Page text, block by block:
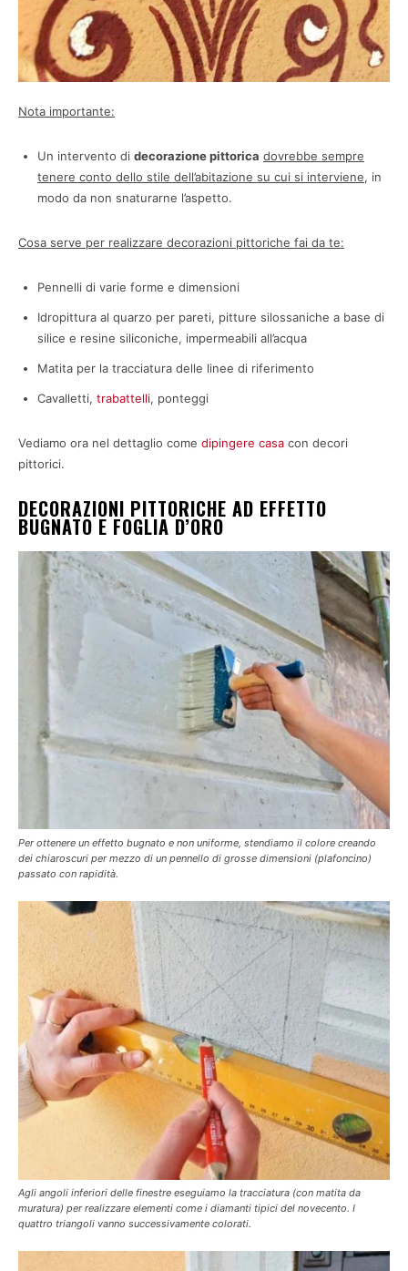
Nota importante:
Un intervento di decorazione pittorica dovrebbe sempre
tenere conto dello stile dell’abitazione su cui si interviene, in
modo da non snaturarne l’aspetto.
Cosa serve per realizzare decorazioni pittoriche fai da te:
Pennelli di varie forme e dimensioni
Idropittura al quarzo per pareti, pitture silossaniche a base di
silice e resine siliconiche, impermeabili all’acqua
Matita per la tracciatura delle linee di riferimento
Cavalletti, trabattelli, ponteggi
Vediamo ora nel dettaglio come dipingere casa con decori
pittorici.
DECORAZIONI PITTORICHE AD EFFETTO
BUGNATO E FOGLIA D’ORO
Per ottenere un effetto bugnato e non uniforme, stendiamo il colore creando
dei chiaroscuri per mezzo di un pennello di grosse dimensioni (plafoncino)
passato con rapidità.
Agli angoli inferiori delle finestre eseguiamo la tracciatura (con matita da
muratura) per realizzare elementi come i diamanti tipici del novecento. I
quattro triangoli vanno successivamente colorati.